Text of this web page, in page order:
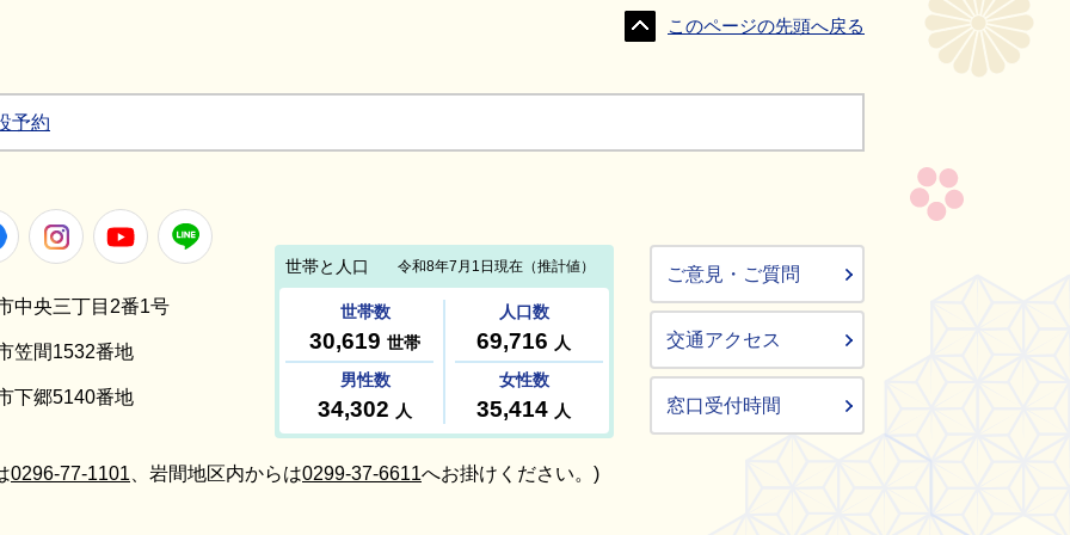
このページの先頭へ戻る
予約
FacebookInstagramYoutube
中央三丁目2番1号
笠間1532番地
下郷5140番地
0296-77-1101 、岩間地区内からは0299-37-6611へお掛けください。)
ご意見・ご質問
交通アクセス
窓口受付時間